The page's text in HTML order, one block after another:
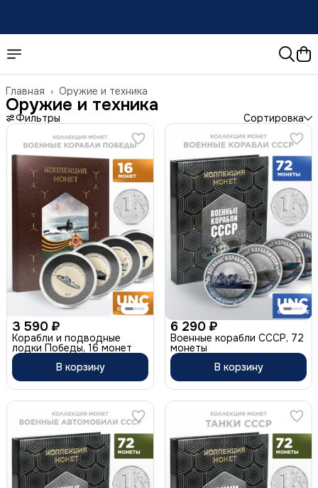
Оружие и техника
Главная ›
Оружие и техника
Фильтры Сортировка
3 590 ₽
Корабли и подводные
лодки Победы, 16 монет
В корзину
6 290 ₽
Военные корабли СССР, 72
монеты
В корзину